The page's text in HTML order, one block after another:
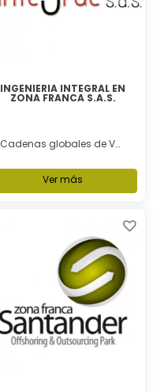
INGENIERÍA INTEGRAL EN
ZONA FRANCA S.A.S.
Cadenas globales de Valor
Ver más